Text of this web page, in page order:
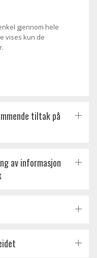
gjennom hele
vises kun de
tiltak på
av informasjon